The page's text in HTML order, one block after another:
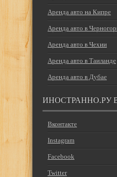
Аренда авто на Кипре
Аренда авто в
Аренда авто в Чехии
Аренда авто в Таиланде
Аренда авто в Дубае
ИНОСТРАННО.РУ
Вконтакте
Instagram
Facebook
Twitter